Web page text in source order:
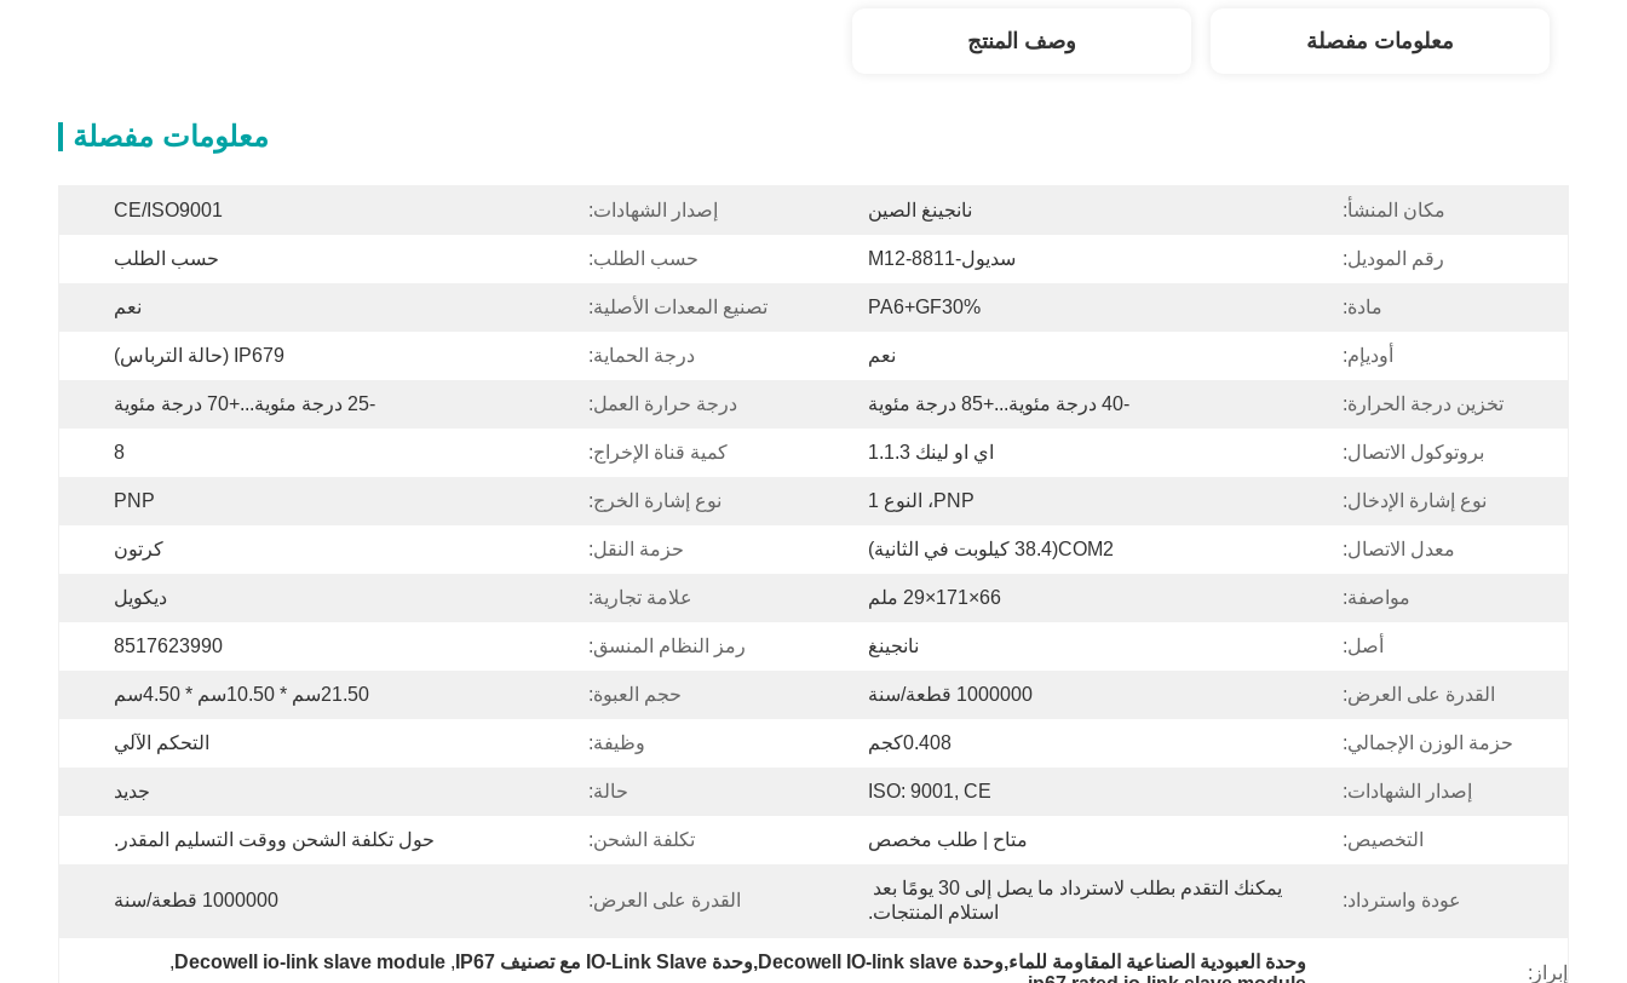
معلومات مفصلة وصف المنتج
معلومات مفصلة
مكان المنشأ: نانجينغ الصين إصدار الشهادات: CE/ISO9001
رقم الموديل: سديول-8811-M12 حسب الطلب: حسب الطلب
مادة: PA6+GF30% تصنيع المعدات الأصلية: نعم
أوديإم: نعم درجة الحماية: IP679 (حالة الترباس)
تخزين درجة الحرارة: -40 درجة مئوية...+85 درجة مئوية درجة حرارة العمل: -25 درجة مئوية...+70 درجة مئوية
بروتوكول الاتصال: اي او لينك 1.1.3 كمية قناة الإخراج: 8
نوع إشارة الإدخال: PNP، النوع 1 نوع إشارة الخرج: PNP
معدل الاتصال: COM2(38.4 كيلوبت في الثانية) حزمة النقل: كرتون
مواصفة: 66×171×29 ملم علامة تجارية: ديكويل
أصل: نانجينغ رمز النظام المنسق: 8517623990
القدرة على العرض: 1000000 قطعة/سنة حجم العبوة: 21.50سم * 10.50سم * 4.50سم
حزمة الوزن الإجمالي: 0.408كجم وظيفة: التحكم الآلي
إصدار الشهادات: ISO: 9001, CE حالة: جديد
التخصيص: متاح | طلب مخصص تكلفة الشحن: حول تكلفة الشحن ووقت التسليم المقدر.
عودة واسترداد:
استلام المنتجات.
القدرة على العرض: 1000000 قطعة/سنة
إبراز:
وحدة العبودية الصناعية المقاومة للماء,وحدة Decowell IO-link slave,وحدة IO-Link Slave مع تصنيف IP67 ,
Decowell io-link slave module
,